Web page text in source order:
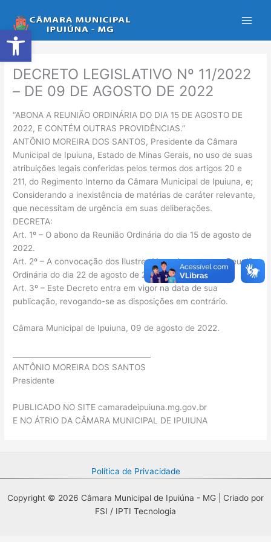
Abrir a barra de ferramentas
para
o
conteúdo
DECRETO LEGISLATIVO Nº 11/2022
– DE 09 DE AGOSTO DE 2022
“ABONA A REUNIÃO ORDINÁRIA DO DIA 15 DE AGOSTO DE
2022, E CONTÉM OUTRAS PROVIDÊNCIAS.”
ANTÔNIO MOREIRA DOS SANTOS, Presidente da Câmara
Municipal de Ipuiuna, Estado de Minas Gerais, no uso de suas
atribuições legais conferidas pelos termos dos artigos 20 e
211, do Regimento Interno da Câmara Municipal de Ipuiuna, e;
Considerando a inexistência de matérias de caráter relevante,
que necessitam de urgência em suas deliberações.
DECRETA:
Art. 1º – O abono da Reunião Ordinária do dia 15 de agosto de
2022.
Art. 2º – A convocação dos Ilustres Vereadores para a Reunião
Ordinária do dia 22 de agosto de 2022.
Art. 3º – Este Decreto entra em vigor na data de sua
publicação, revogando-se as disposições em contrário.
Câmara Municipal de Ipuiuna, 09 de agosto de 2022.
ANTÔNIO MOREIRA DOS SANTOS
Presidente
PUBLICADO NO SITE camaradeipuiuna.mg.gov.br
E NO ÁTRIO DA CÂMARA MUNICIPAL DE IPUIUNA
Política de Privacidade
Copyright © 2026 Câmara Municipal de Ipuiúna - MG | Criado por
FSI / IPTI Tecnologia